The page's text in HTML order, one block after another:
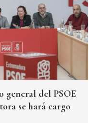
general del PSOE
se hará cargo